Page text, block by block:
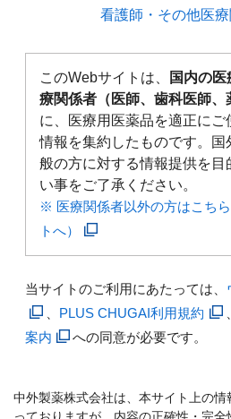
看護師・その他医
このWebサイトは、
国内の
療関係者（医師、歯科医師、
に、医療用医薬品を適正に
情報を集約したものです。国
般の方に対する情報提供を目
い事をご了承ください。
※ 医療関係者以外の方はこち
トへ）
当サイトのご利用にあたっては、
PLUS CHUGAI利用規約
案内
への同意が必要です。
中外製薬株式会社は、本サイト上の
っておりますが、内容の正確性・完